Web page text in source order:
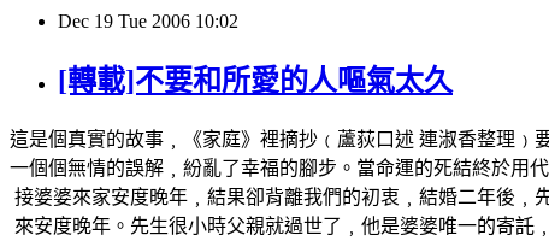
Dec 19 Tue 2006 10:02
[轉載]不要和所愛的人嘔氣太久
這是個真實的故事﹐《家庭》裡摘抄﹙蘆荻口述 連淑香整理﹚
一個個無情的誤解﹐紛亂了幸福的腳步。當命運的死結終於用
接婆婆來家安度晚年﹐結果卻背離我們的初衷﹐結婚二年後﹐
來安度晚年。先生很小時父親就過世了﹐他是婆婆唯一的寄